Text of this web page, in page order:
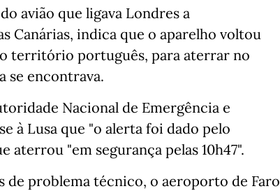
avião que ligava Londres a
Canárias, indica que o aparelho voltou
território português, para aterrar no
se encontrava.
Nacional de Emergência e
à Lusa que "o alerta foi dado pelo
aterrou "em segurança pelas 10h47".
de problema técnico, o aeroporto de Faro